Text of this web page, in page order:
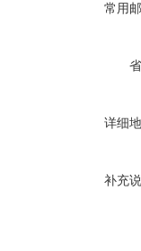
常用
详细
补充